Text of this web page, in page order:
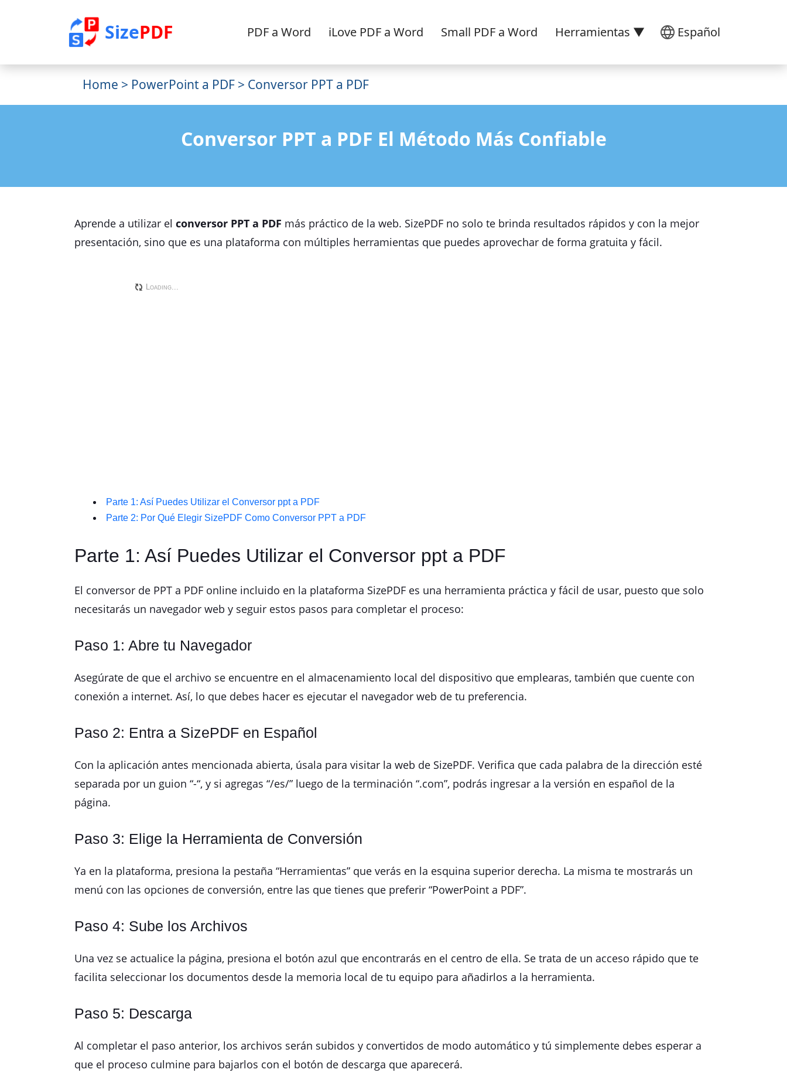
SizePDF Español
PDF a Word iLove PDF a Word Small PDF a Word Herramientas ▼
Home > PowerPoint a PDF > Conversor PPT a PDF
Conversor PPT a PDF El Método Más Confiable
Aprende a utilizar el conversor PPT a PDF más práctico de la web. SizePDF no solo te brinda resultados rápidos y con la mejor
presentación, sino que es una plataforma con múltiples herramientas que puedes aprovechar de forma gratuita y fácil.
Parte 1: Así Puedes Utilizar el Conversor ppt a PDF
Parte 2: Por Qué Elegir SizePDF Como Conversor PPT a PDF
Parte 1: Así Puedes Utilizar el Conversor ppt a PDF
El conversor de PPT a PDF online incluido en la plataforma SizePDF es una herramienta práctica y fácil de usar, puesto que solo
necesitarás un navegador web y seguir estos pasos para completar el proceso:
Paso 1: Abre tu Navegador
Asegúrate de que el archivo se encuentre en el almacenamiento local del dispositivo que emplearas, también que cuente con
conexión a internet. Así, lo que debes hacer es ejecutar el navegador web de tu preferencia.
Paso 2: Entra a SizePDF en Español
Con la aplicación antes mencionada abierta, úsala para visitar la web de SizePDF. Verifica que cada palabra de la dirección esté
separada por un guion “-“, y si agregas “/es/” luego de la terminación “.com”, podrás ingresar a la versión en español de la
página.
Paso 3: Elige la Herramienta de Conversión
Ya en la plataforma, presiona la pestaña “Herramientas” que verás en la esquina superior derecha. La misma te mostrarás un
menú con las opciones de conversión, entre las que tienes que preferir “PowerPoint a PDF”.
Paso 4: Sube los Archivos
Una vez se actualice la página, presiona el botón azul que encontrarás en el centro de ella. Se trata de un acceso rápido que te
facilita seleccionar los documentos desde la memoria local de tu equipo para añadirlos a la herramienta.
Paso 5: Descarga
Al completar el paso anterior, los archivos serán subidos y convertidos de modo automático y tú simplemente debes esperar a
que el proceso culmine para bajarlos con el botón de descarga que aparecerá.